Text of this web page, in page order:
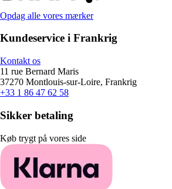
Opdag alle vores mærker
Kundeservice i Frankrig
Kontakt os
11 rue Bernard Maris
37270 Montlouis-sur-Loire, Frankrig
+33 1 86 47 62 58
Sikker betaling
Køb trygt på vores side